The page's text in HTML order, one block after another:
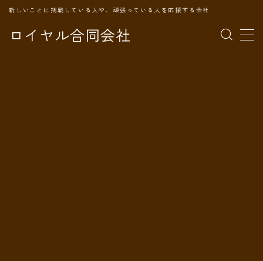
ロイヤル合同会社
新しいことに挑戦している人や、頑張っている人を応援する会社
MENU